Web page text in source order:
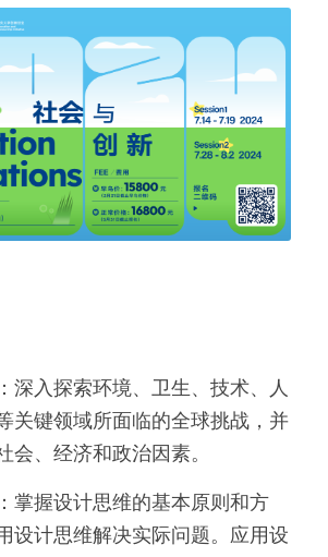
深入探索环境、卫生、技术、人
关键领域所面临的全球挑战，并
会、经济和政治因素。
掌握设计思维的基本原则和方
设计思维解决实际问题。应用设